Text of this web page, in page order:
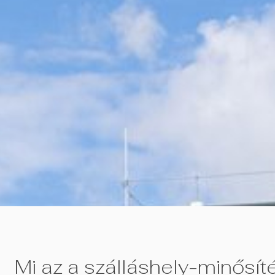
Mi az a szálláshely-